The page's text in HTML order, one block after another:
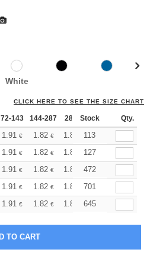
White
CLICK HERE TO SEE THE SIZE CHART
72-143 144-287 288 + More
Stock Qty.
1.91 € 1.82 € 1.80
113
1.91 € 1.82 € 1.80
127
1.91 € 1.82 € 1.80 €472
1.91 € 1.82 € 1.80
701
1.91 € 1.82 € 1.80 €645